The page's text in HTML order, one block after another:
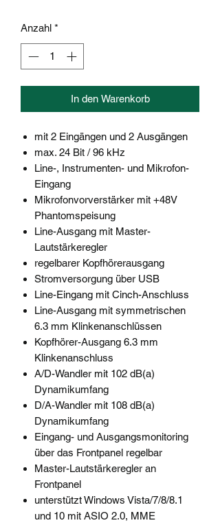
Anzahl *
In den Warenkorb
mit 2 Eingängen und 2 Ausgängen
max. 24 Bit / 96 kHz
Line-, Instrumenten- und Mikrofon-
Eingang
Mikrofonvorverstärker mit +48V
Phantomspeisung
Line-Ausgang mit Master-
Lautstärkeregler
regelbarer Kopfhörerausgang
Stromversorgung über USB
Line-Eingang mit Cinch-Anschluss
Line-Ausgang mit symmetrischen
6.3 mm Klinkenanschlüssen
Kopfhörer-Ausgang 6.3 mm
Klinkenanschluss
A/D-Wandler mit 102 dB(a)
Dynamikumfang
D/A-Wandler mit 108 dB(a)
Dynamikumfang
Eingang- und Ausgangsmonitoring
über das Frontpanel regelbar
Master-Lautstärkeregler an
Frontpanel
unterstützt Windows Vista/7/8/8.1
und 10 mit ASIO 2.0, MME